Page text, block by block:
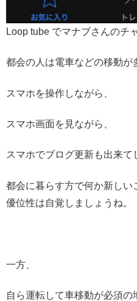
Loop tube でマナブさんのチ
都会の人は電車などの移動が
スマホを操作しながら、
スマホ画面を見ながら、
スマホでブログ更新も出来て
都会に暮らす方で何か新し
優位性は自覚しましょうね。
一方、
自ら運転して車移動が必須